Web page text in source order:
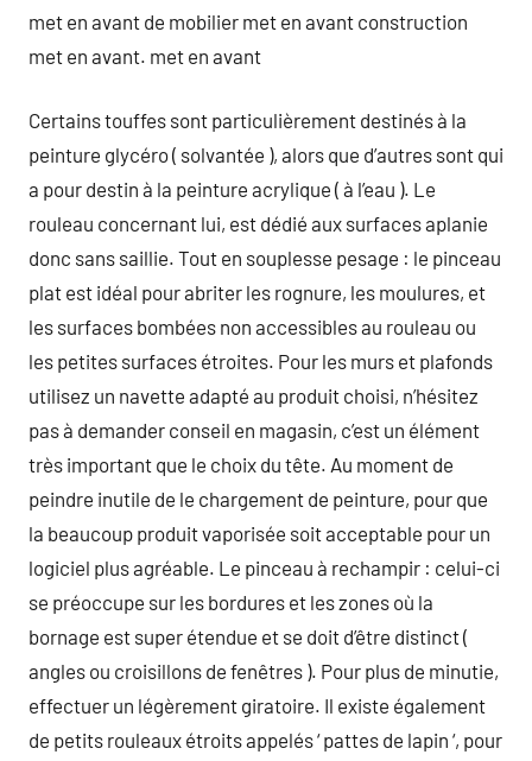
met en avant de mobilier met en avant construction
met en avant. met en avant
Certains touffes sont particulièrement destinés à la
peinture glycéro ( solvantée ), alors que d’autres sont qui
a pour destin à la peinture acrylique ( à l’eau ). Le
rouleau concernant lui, est dédié aux surfaces aplanie
donc sans saillie. Tout en souplesse pesage : le pinceau
plat est idéal pour abriter les rognure, les moulures, et
les surfaces bombées non accessibles au rouleau ou
les petites surfaces étroites. Pour les murs et plafonds
utilisez un navette adapté au produit choisi, n’hésitez
pas à demander conseil en magasin, c’est un élément
très important que le choix du tête. Au moment de
peindre inutile de le chargement de peinture, pour que
la beaucoup produit vaporisée soit acceptable pour un
logiciel plus agréable. Le pinceau à rechampir : celui-ci
se préoccupe sur les bordures et les zones où la
bornage est super étendue et se doit d’être distinct (
angles ou croisillons de fenêtres ). Pour plus de minutie,
effectuer un légèrement giratoire. Il existe également
de petits rouleaux étroits appelés ‘ pattes de lapin ‘, pour